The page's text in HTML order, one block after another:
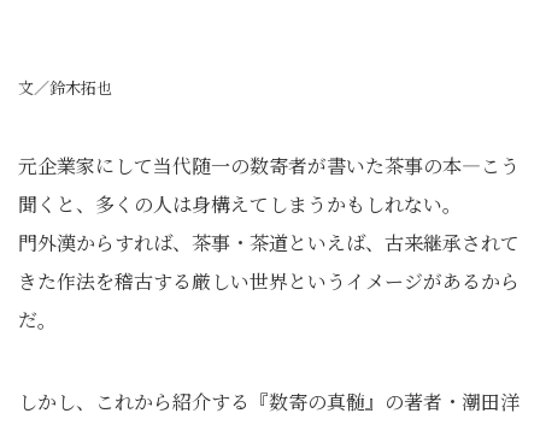
文／鈴木拓也
元企業家にして当代随一の数寄者が書いた茶事の本―こう
聞くと、多くの人は身構えてしまうかもしれない。
門外漢からすれば、茶事・茶道といえば、古来継承されて
きた作法を稽古する厳しい世界というイメージがあるから
だ。
しかし、これから紹介する『数寄の真髄』の著者・潮田洋